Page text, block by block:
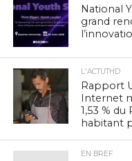
National
grand
L'ACTUTHD
Rapport
Internet
1,53 %
habitant
EN BREF